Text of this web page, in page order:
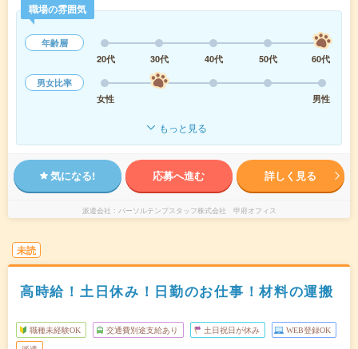
職場の雰囲気
年齢層
20代
30代 40代 50代
60代
男女比率
女性
男性
もっと見る
気になる! 応募へ進む 詳しく見る
派遣会社 パーソルテンプスタッフ株式会社 甲府オフィス
未読
高時給！土日休み！日勤のお仕事！材料の運搬
職種未経験OK 交通費別途支給あり 土日祝日が休み WEB登録OK